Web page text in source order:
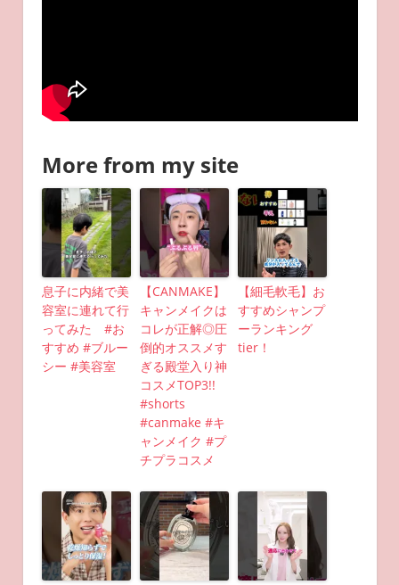
More from my site
息子に内緒で美
容室に連れて行
ってみた #お
すすめ #ブルー
シー #美容室
【CANMAKE】
キャンメイクは
コレが正解◎圧
倒的オススメす
ぎる殿堂入り神
コスメTOP3!!
#shorts
#canmake #キ
ャンメイク #プ
チプラコスメ
【細毛軟毛】お
すすめシャンプ
ーランキング
tier！